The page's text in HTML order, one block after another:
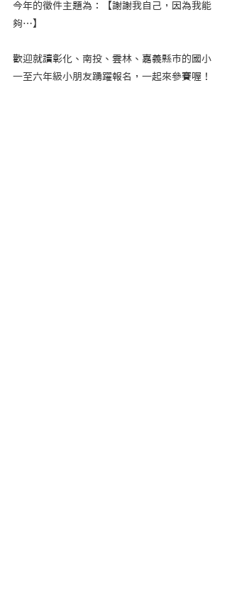
今年的徵件主題為：【謝謝我自己，因為我能
夠…】
歡迎就讀彰化、南投、雲林、嘉義縣市的國小
一至六年級小朋友踴躍報名，一起來參賽喔！